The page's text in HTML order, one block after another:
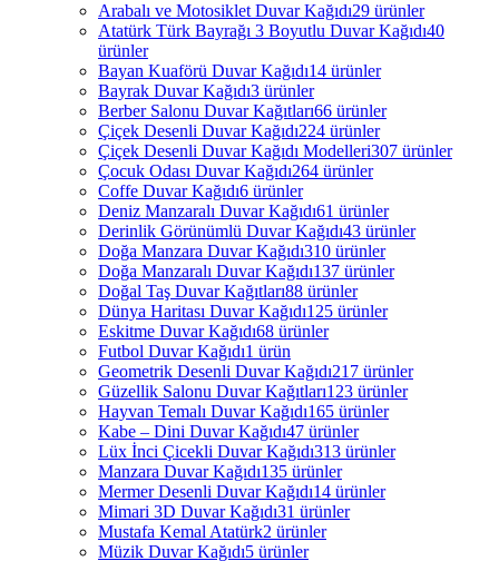
Arabalı ve Motosiklet Duvar Kağıdı29 ürünler
Atatürk Türk Bayrağı 3 Boyutlu Duvar Kağıdı40
ürünler
Bayan Kuaförü Duvar Kağıdı14 ürünler
Bayrak Duvar Kağıdı3 ürünler
Berber Salonu Duvar Kağıtları66 ürünler
Çiçek Desenli Duvar Kağıdı224 ürünler
Çiçek Desenli Duvar Kağıdı Modelleri307 ürünler
Çocuk Odası Duvar Kağıdı264 ürünler
Coffe Duvar Kağıdı6 ürünler
Deniz Manzaralı Duvar Kağıdı61 ürünler
Derinlik Görünümlü Duvar Kağıdı43 ürünler
Doğa Manzara Duvar Kağıdı310 ürünler
Doğa Manzaralı Duvar Kağıdı137 ürünler
Doğal Taş Duvar Kağıtları88 ürünler
Dünya Haritası Duvar Kağıdı125 ürünler
Eskitme Duvar Kağıdı68 ürünler
Futbol Duvar Kağıdı1 ürün
Geometrik Desenli Duvar Kağıdı217 ürünler
Güzellik Salonu Duvar Kağıtları123 ürünler
Hayvan Temalı Duvar Kağıdı165 ürünler
Kabe – Dini Duvar Kağıdı47 ürünler
Lüx İnci Çicekli Duvar Kağıdı313 ürünler
Manzara Duvar Kağıdı135 ürünler
Mermer Desenli Duvar Kağıdı14 ürünler
Mimari 3D Duvar Kağıdı31 ürünler
Mustafa Kemal Atatürk2 ürünler
Müzik Duvar Kağıdı5 ürünler